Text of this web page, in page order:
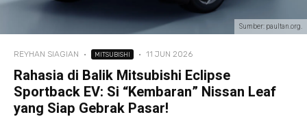
Sumber: paultan.org.
REYHAN SIAGIAN · MITSUBISHI · 11 JUN 2026
Rahasia di Balik Mitsubishi Eclipse
Sportback EV: Si “Kembaran” Nissan Leaf
yang Siap Gebrak Pasar!